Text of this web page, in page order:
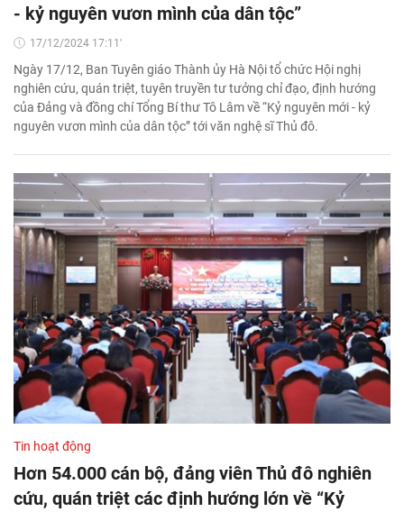
- kỷ nguyên vươn mình của dân tộc”
17/12/2024 17:11'
Ngày 17/12, Ban Tuyên giáo Thành ủy Hà Nội tổ chức Hội nghị
nghiên cứu, quán triệt, tuyên truyền tư tưởng chỉ đạo, định hướng
của Đảng và đồng chí Tổng Bí thư Tô Lâm về “Kỷ nguyên mới - kỷ
nguyên vươn mình của dân tộc” tới văn nghệ sĩ Thủ đô.
Tin hoạt động
Hơn 54.000 cán bộ, đảng viên Thủ đô nghiên
cứu, quán triệt các định hướng lớn về “Kỷ